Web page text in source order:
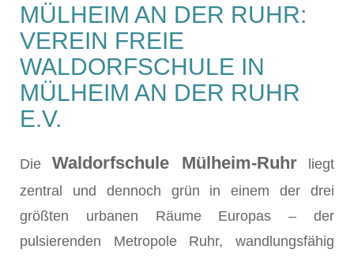
MÜLHEIM AN DER RUHR:
VEREIN FREIE
WALDORFSCHULE IN
MÜLHEIM AN DER RUHR
E.V.
DieWaldorfschule Mülheim-Ruhrliegt
zentral und dennoch grün in einem der drei
größten urbanen Räume Europas – der
pulsierenden Metropole Ruhr, wandlungsfähig